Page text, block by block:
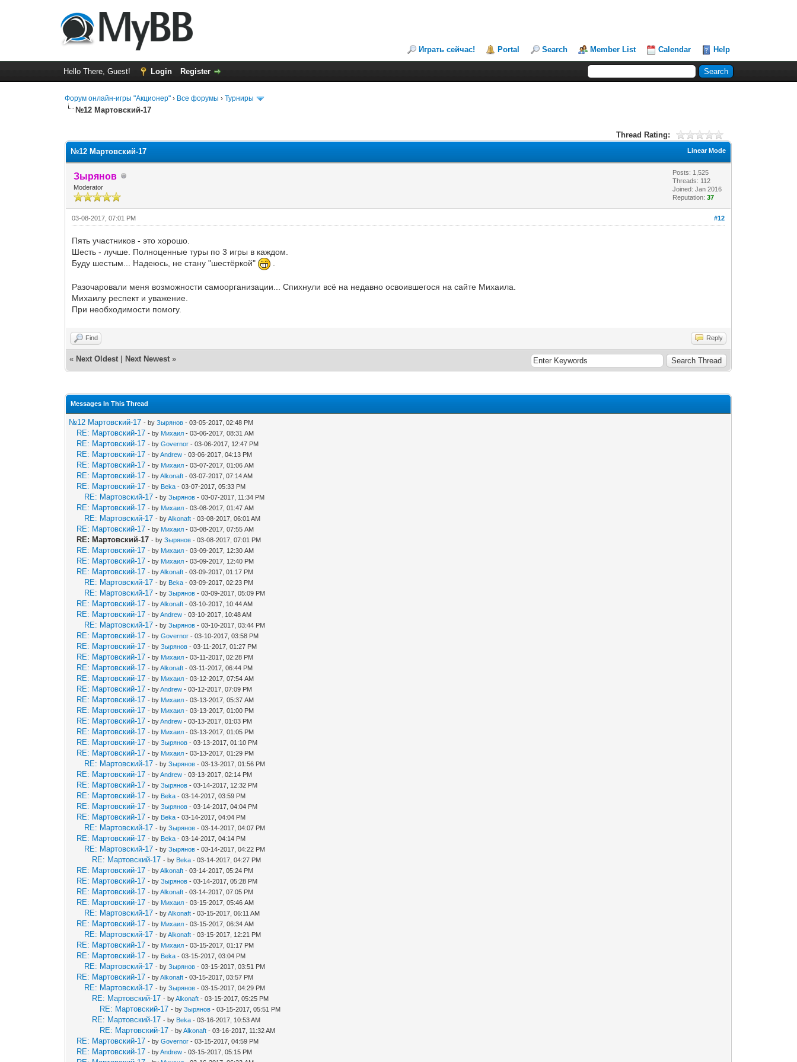
Играть сейчас! Portal Search Member List Calendar Help
Hello There, Guest! Login Register
Форум онлайн-игры "Акционер" › Все форумы ›Турниры
№12 Мартовский-17
Thread Rating:
Linear Mode
№12 Мартовский-17
Зырянов
Moderator
Posts: 1,525
Threads: 112
Joined: Jan 2016
Reputation:37
#12
03-08-2017, 07:01 PM
Пять участников - это хорошо.
Шесть - лучше. Полноценные туры по 3 игры в каждом.
Буду шестым... Надеюсь, не стану "шестёркой"
Разочаровали меня возможности самоорганизации... Спихнули всё на недавно освоившегося на сайте Михаила.
Михаилу респект и уважение.
При необходимости помогу.
Find Reply
« Next Oldest Next Newest »
Messages In This Thread
№12 Мартовский-17 - byЗырянов - 03-05-2017, 02:48 PM
RE: Мартовский-17 - by Михаил - 03-06-2017, 08:31 AM
RE: Мартовский-17 - byGovernor - 03-06-2017, 12:47 PM
RE: Мартовский-17 - byAndrew - 03-06-2017, 04:13 PM
RE: Мартовский-17 - by Михаил - 03-07-2017, 01:06 AM
RE: Мартовский-17 - byAlkonaft - 03-07-2017, 07:14 AM
RE: Мартовский-17 - by Beka - 03-07-2017, 05:33 PM
RE: Мартовский-17 - byЗырянов - 03-07-2017, 11:34 PM
RE: Мартовский-17 - by Михаил - 03-08-2017, 01:47 AM
RE: Мартовский-17 - byAlkonaft - 03-08-2017, 06:01 AM
RE: Мартовский-17 - by Михаил - 03-08-2017, 07:55 AM
RE: Мартовский-17 - byЗырянов - 03-08-2017, 07:01 PM
RE: Мартовский-17 - by Михаил - 03-09-2017, 12:30 AM
RE: Мартовский-17 - by Михаил - 03-09-2017, 12:40 PM
RE: Мартовский-17 - byAlkonaft - 03-09-2017, 01:17 PM
RE: Мартовский-17 - by Beka - 03-09-2017, 02:23 PM
RE: Мартовский-17 - byЗырянов - 03-09-2017, 05:09 PM
RE: Мартовский-17 - byAlkonaft - 03-10-2017, 10:44 AM
RE: Мартовский-17 - byAndrew - 03-10-2017, 10:48 AM
RE: Мартовский-17 - byЗырянов - 03-10-2017, 03:44 PM
RE: Мартовский-17 - byGovernor - 03-10-2017, 03:58 PM
RE: Мартовский-17 - byЗырянов - 03-11-2017, 01:27 PM
RE: Мартовский-17 - by Михаил - 03-11-2017, 02:28 PM
RE: Мартовский-17 - byAlkonaft - 03-11-2017, 06:44 PM
RE: Мартовский-17 - by Михаил - 03-12-2017, 07:54 AM
RE: Мартовский-17 - byAndrew - 03-12-2017, 07:09 PM
RE: Мартовский-17 - by Михаил - 03-13-2017, 05:37 AM
RE: Мартовский-17 - by Михаил - 03-13-2017, 01:00 PM
RE: Мартовский-17 - byAndrew - 03-13-2017, 01:03 PM
RE: Мартовский-17 - by Михаил - 03-13-2017, 01:05 PM
RE: Мартовский-17 - byЗырянов - 03-13-2017, 01:10 PM
RE: Мартовский-17 - by Михаил - 03-13-2017, 01:29 PM
RE: Мартовский-17 - byЗырянов - 03-13-2017, 01:56 PM
RE: Мартовский-17 - byAndrew - 03-13-2017, 02:14 PM
RE: Мартовский-17 - byЗырянов - 03-14-2017, 12:32 PM
RE: Мартовский-17 - by Beka - 03-14-2017, 03:59 PM
RE: Мартовский-17 - byЗырянов - 03-14-2017, 04:04 PM
RE: Мартовский-17 - by Beka - 03-14-2017, 04:04 PM
RE: Мартовский-17 - byЗырянов - 03-14-2017, 04:07 PM
RE: Мартовский-17 - by Beka - 03-14-2017, 04:14 PM
RE: Мартовский-17 - byЗырянов - 03-14-2017, 04:22 PM
RE: Мартовский-17 - by Beka - 03-14-2017, 04:27 PM
RE: Мартовский-17 - byAlkonaft - 03-14-2017, 05:24 PM
RE: Мартовский-17 - byЗырянов - 03-14-2017, 05:28 PM
RE: Мартовский-17 - byAlkonaft - 03-14-2017, 07:05 PM
RE: Мартовский-17 - by Михаил - 03-15-2017, 05:46 AM
RE: Мартовский-17 - byAlkonaft - 03-15-2017, 06:11 AM
RE: Мартовский-17 - by Михаил - 03-15-2017, 06:34 AM
RE: Мартовский-17 - byAlkonaft - 03-15-2017, 12:21 PM
RE: Мартовский-17 - by Михаил - 03-15-2017, 01:17 PM
RE: Мартовский-17 - by Beka - 03-15-2017, 03:04 PM
RE: Мартовский-17 - byЗырянов - 03-15-2017, 03:51 PM
RE: Мартовский-17 - byAlkonaft - 03-15-2017, 03:57 PM
RE: Мартовский-17 - byЗырянов - 03-15-2017, 04:29 PM
RE: Мартовский-17 - byAlkonaft - 03-15-2017, 05:25 PM
RE: Мартовский-17 - byЗырянов - 03-15-2017, 05:51 PM
RE: Мартовский-17 - by Beka - 03-16-2017, 10:53 AM
RE: Мартовский-17 - byAlkonaft - 03-16-2017, 11:32 AM
RE: Мартовский-17 - byGovernor - 03-15-2017, 04:59 PM
RE: Мартовский-17 - byAndrew - 03-15-2017, 05:15 PM